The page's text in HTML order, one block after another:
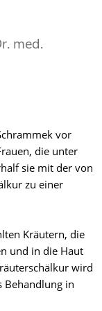
med.
vor
die unter
sie mit der von
zu einer
Kräutern, die
und in die Haut
wird
Behandlung in